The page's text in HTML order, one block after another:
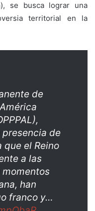
se busca lograr una
territorial en la
de
de
que el Reino
a las
momentos
han
franco y…